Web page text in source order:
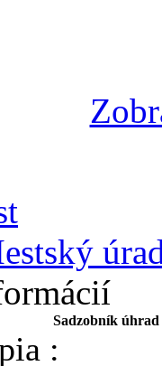
Sadzobník
: